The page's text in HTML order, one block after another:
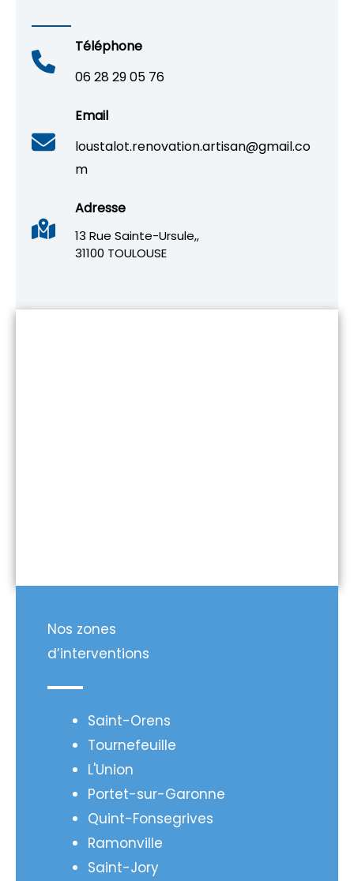
Téléphone
06 28 29 05 76
Email
loustalot.renovation.artisan@gmail.co
m
Adresse
13 Rue Sainte-Ursule,,
31100 TOULOUSE
Nos zones
d’interventions
Saint-Orens
Tournefeuille
L'Union
Portet-sur-Garonne
Quint-Fonsegrives
Ramonville
Saint-Jory